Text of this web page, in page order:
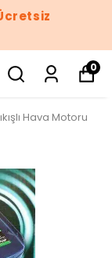
Ücretsiz
0
Hava Motoru